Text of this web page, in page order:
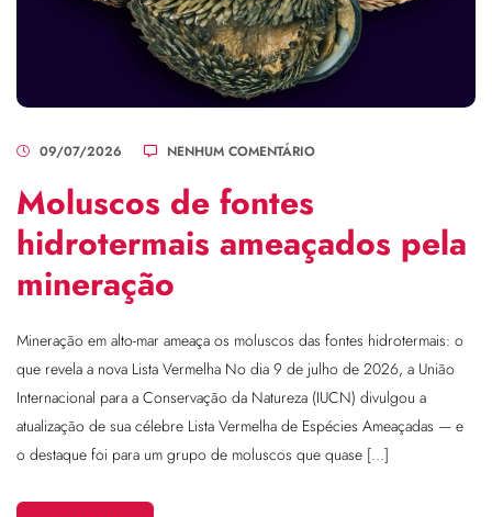
09/07/2026 NENHUM COMENTÁRIO
Moluscos de fontes
hidrotermais ameaçados pela
mineração
Mineração em alto-mar ameaça os moluscos das fontes hidrotermais: o
que revela a nova Lista Vermelha No dia 9 de julho de 2026, a União
Internacional para a Conservação da Natureza (IUCN) divulgou a
atualização de sua célebre Lista Vermelha de Espécies Ameaçadas — e
o destaque foi para um grupo de moluscos que quase […]